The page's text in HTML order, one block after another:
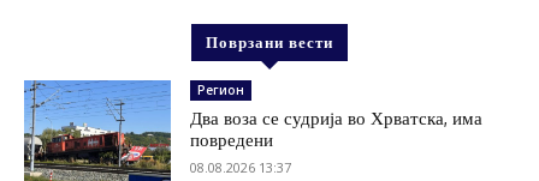
Поврзани вести
Регион
Два воза се судрија во Хрватска, има
повредени
08.08.2026 13:37